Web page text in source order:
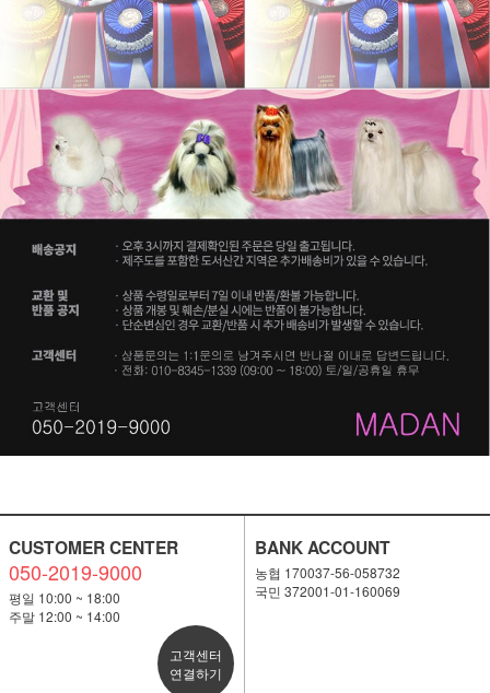
CUSTOMER CENTER
050-2019-9000
평일 10:00 ~ 18:00
주말 12:00 ~ 14:00
고객센터
연결하기
BANK ACCOUNT
농협 170037-56-058732
국민 372001-01-160069